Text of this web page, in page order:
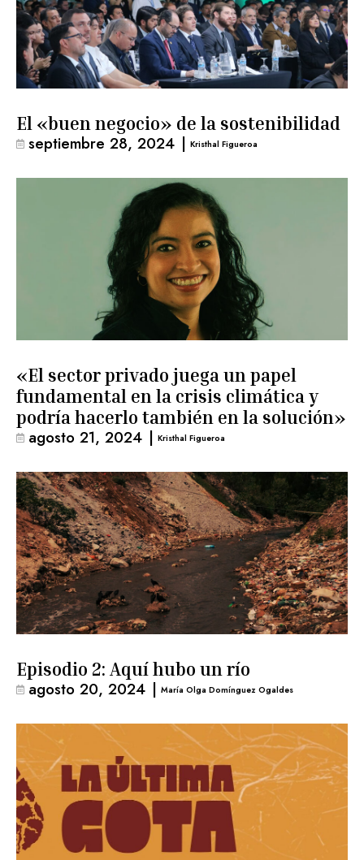
El «buen negocio» de la sostenibilidad
septiembre 28, 2024 | Kristhal Figueroa
«El sector privado juega un papel
fundamental en la crisis climática y
podría hacerlo también en la solución»
agosto 21, 2024 | Kristhal Figueroa
Episodio 2: Aquí hubo un río
agosto 20, 2024 | María Olga Domínguez Ogaldes